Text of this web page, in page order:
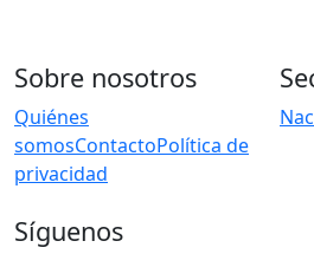
Sobre nosotros
Quiénes
somosContactoPolítica de
privacidad
Síguenos